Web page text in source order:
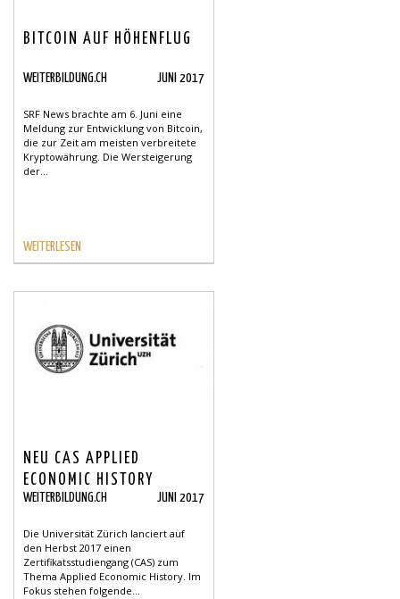
BITCOIN AUF HÖHENFLUG
WEITERBILDUNG.CH JUNI 2017
SRF News brachte am 6. Juni eine
Meldung zur Entwicklung von Bitcoin,
die zur Zeit am meisten verbreitete
Kryptowährung. Die Wersteigerung
der...
WEITERLESEN
NEU CAS APPLIED
ECONOMIC HISTORY
WEITERBILDUNG.CH JUNI 2017
Die Universität Zürich lanciert auf
den Herbst 2017 einen
Zertifikatsstudiengang (CAS) zum
Thema Applied Economic History. Im
Fokus stehen folgende...